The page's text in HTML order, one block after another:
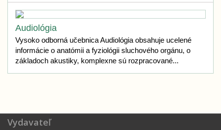
Audiológia
Vysoko odborná učebnica Audiológia obsahuje ucelené
informácie o anatómii a fyziológii sluchového orgánu, o
základoch akustiky, komplexne sú rozpracované...
Vydavateľ